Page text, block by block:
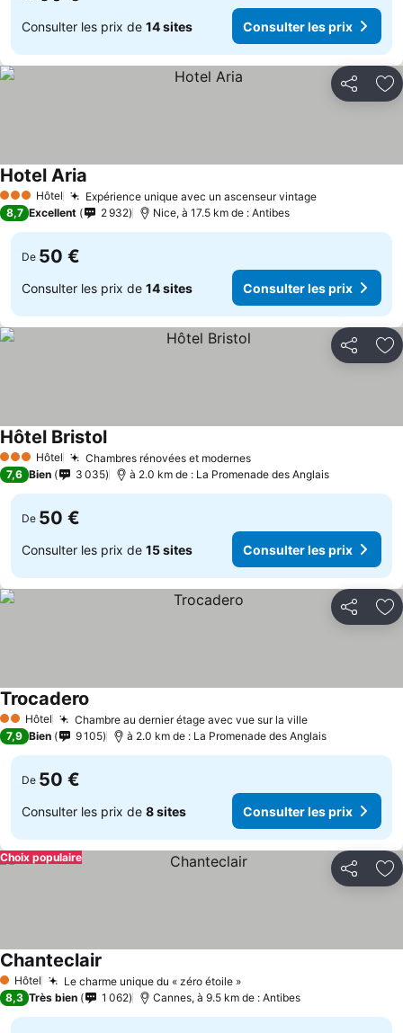
Consulter les prix de 14 sites Consulter les prix
Partager
3 ÉtoilesHôtel Expérience unique avec un ascenseur vintageConsulter
Hotel Aria
8,7 Excellent 2 932 Nice, à 17.5 km de : Antibes
De 50 €
Consulter les prix de 14 sites Consulter les prix
Partager
3 ÉtoilesHôtel Chambres rénovées et modernesConsulter les prix
Hôtel BristolConsulter les prix
7,6 Bien 3 035 à 2.0 km de : La Promenade des Anglais
De 50 €
Consulter les prix de 15 sites Consulter les prix
Partager
2 Étoiles
Hôtel Chambre au dernier étage avec vue sur la villeConsulter les
Trocadero
7,9 Bien 9 105 à 2.0 km de : La Promenade des Anglais
De 50 €
Consulter les prix de 8 sites Consulter les prix
Partager
Choix populaire
1 Étoiles
Hôtel Le charme unique du « zéro étoile »Consulter les prix
Chanteclair
8,3 Très bien 1 062 Cannes, à 9.5 km de : Antibes